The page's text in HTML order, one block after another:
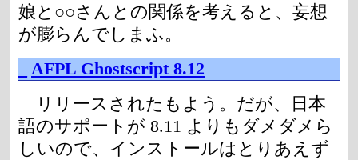
娘と○○さんとの関係を考えると、妄想
が膨らんでしまふ。
AFPL Ghostscript 8.12
リリースされたもよう。だが、日本
語のサポートが 8.11 よりもダメダメら
しいので、インストールはとりあえず